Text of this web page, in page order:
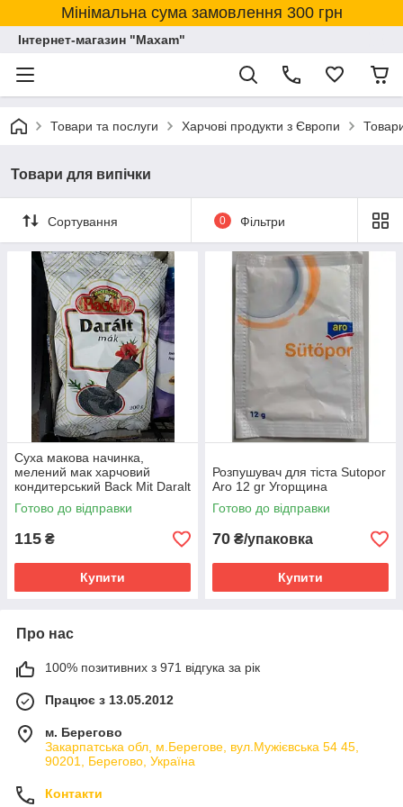
Мінімальна сума замовлення 300 грн
Інтернет-магазин "Maxam"
Товари та послуги Харчові продукти з Європи
Товари для випічки
Сортування 0 Фільтри
Суха макова начинка,
мелений мак харчовий
кондитерський Back Mit Daralt
mak 200g Оригінал Угорщина
Готово до відправки
115 ₴
Купити
Розпушувач для тіста Sutopor
Aro 12 gr Угорщина
Готово до відправки
70 ₴/упаковка
Купити
Про нас
100% позитивних з 971 відгука за рік
Працює з 13.05.2012
м. Берегово
Закарпатська обл, м.Берегове, вул.Мужієвська 54 45,
90201, Берегово, Україна
Контакти